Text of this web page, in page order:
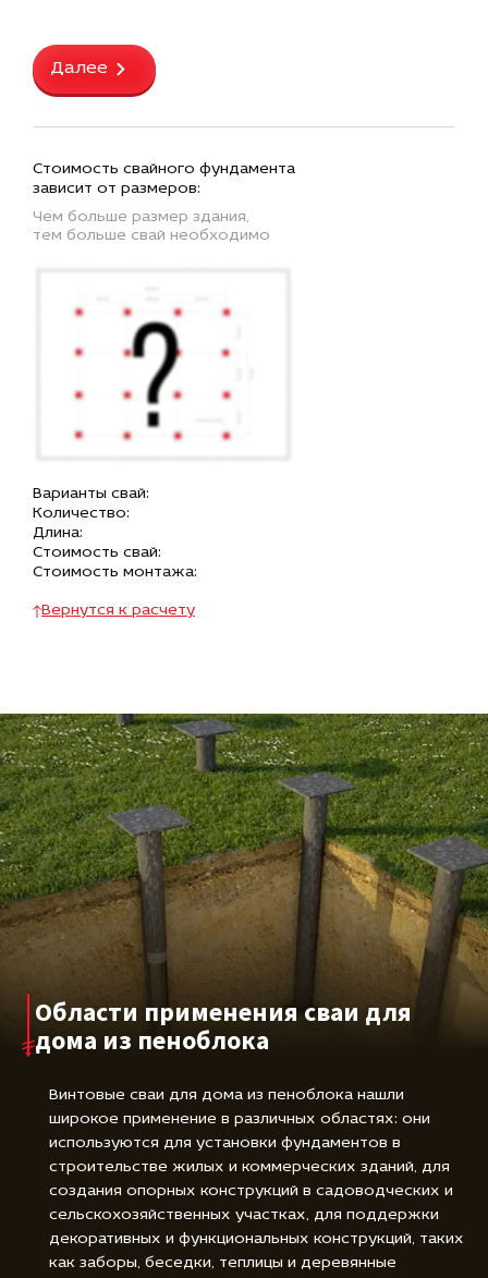
Далее
Стоимость свайного фундамента
зависит от размеров:
Чем больше размер здания,
тем больше свай необходимо
Варианты свай:
Количество:
Длина:
Стоимость свай:
Стоимость монтажа:
Вернутся к расчету
Области применения сваи для
дома из пеноблока
Винтовые сваи для дома из пеноблока нашли
широкое применение в различных областях: они
используются для установки фундаментов в
строительстве жилых и коммерческих зданий, для
создания опорных конструкций в садоводческих и
сельскохозяйственных участках, для поддержки
декоративных и функциональных конструкций, таких
как заборы, беседки, теплицы и деревянные